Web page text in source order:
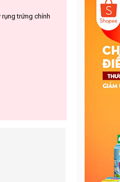
rụng trứng chính